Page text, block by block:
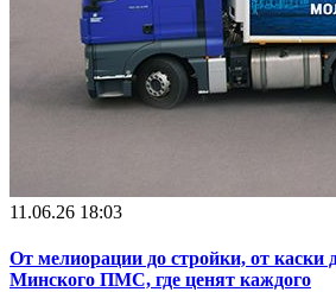
11.06.26 18:03
От мелиорации до стройки, от каски
Минского ПМС, где ценят каждого